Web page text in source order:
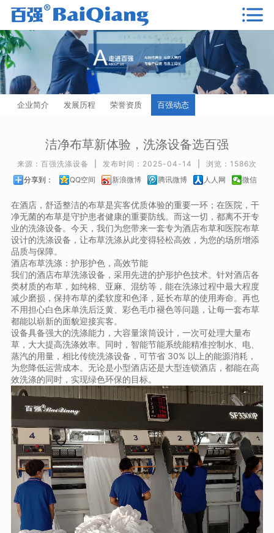
企业简介 发展历程 荣誉资质 百强动态
洁净布草新体验，洗涤设备选百强
来源：百强洗涤设备 发布时间：2025-04-14
浏览：1586次
分享到：
QQ空间 新浪微博 腾讯微博 人人网 微信
在酒店，舒适整洁的布草是宾客优质体验的重要一环；在医院，干
净无菌的布草是守护患者健康的重要防线。而这一切，都离不开专
业的洗涤设备。今天，我们为您带来一套专为酒店布草和医院布草
设计的洗涤设备，让布草洗涤从此变得轻松高效，为您的场所增添
品质与保障。
酒店布草洗涤：护形护色，高效节能
我们的酒店布草洗涤设备，采用先进的护形护色技术。针对酒店各
类材质的布草，如纯棉、亚麻、混纺等，能在洗涤过程中最大程度
减少磨损，保持布草的柔软度和色泽，延长布草的使用寿命。再也
不用担心白色床单洗后泛黄、彩色毛巾褪色等问题，让每一套布草
都能以崭新的面貌迎接宾客。
设备具备强大的洗涤能力，大容量滚筒设计，一次可处理大量布
草，大大提高洗涤效率。同时，智能节能系统能精准控制水、电、
蒸汽的用量，相比传统洗涤设备，可节省 30% 以上的能源消耗，
为您降低运营成本。无论是小型酒店还是大型连锁酒店，都能在高
效洗涤的同时，实现绿色环保的目标。